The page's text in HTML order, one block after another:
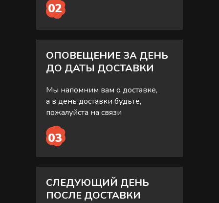
СЛЕДУЮЩИЙ ДЕНЬ
ПОСЛЕ ДОСТАВКИ
02
03
ОПОВЕЩЕНИЕ ЗА ДЕНЬ
ДО ДАТЫ ДОСТАВКИ
Мы напомним вам о доставке,
а в день доставки будьте,
пожалуйста на связи